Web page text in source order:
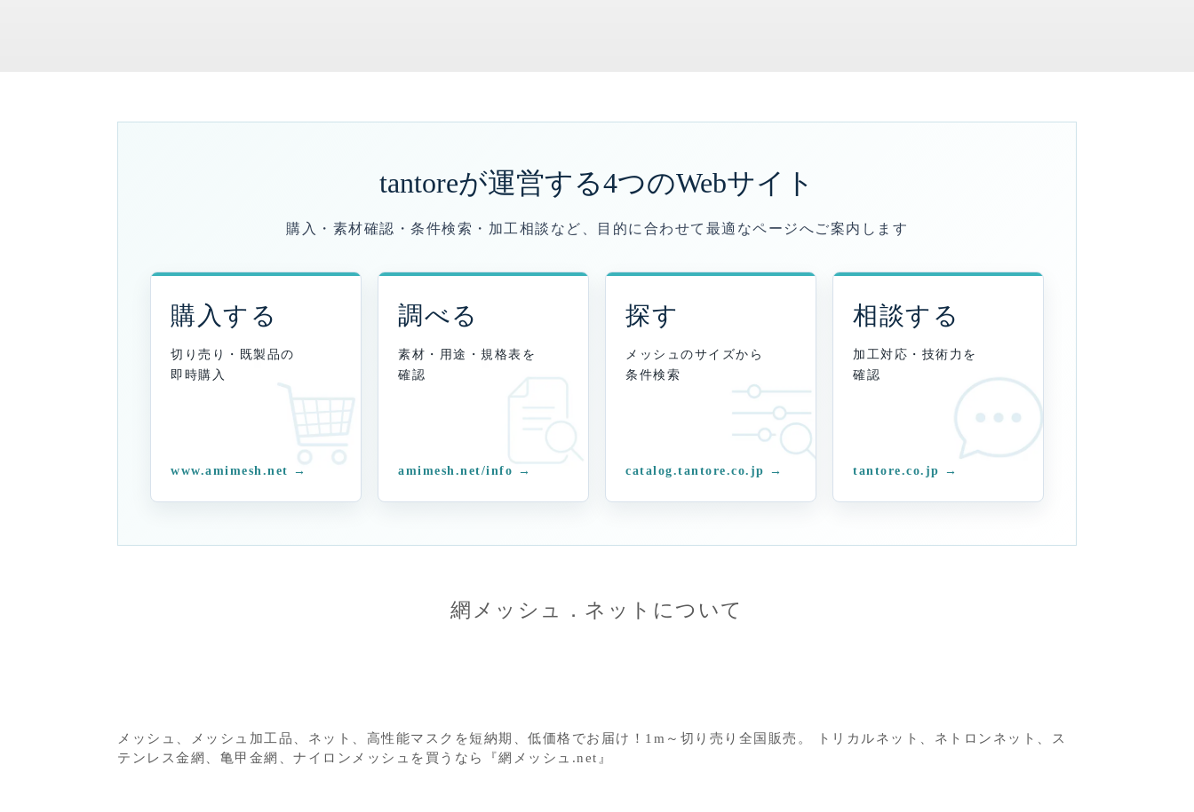
tantoreが運営する4つのWebサイト
購入・素材確認・条件検索・加工相談など、目的に合わせて最適なページへご案内します
購入する
切り売り・既製品の
即時購入
www.amimesh.net →
調べる
素材・用途・規格表を
確認
amimesh.net/info →
探す
メッシュのサイズから
条件検索
catalog.tantore.co.jp →
相談する
加工対応・技術力を
確認
tantore.co.jp →
網メッシュ．ネットについて
メッシュ、メッシュ加工品、ネット、高性能マスクを短納期、低価格でお届け！1m～切り売り全国販売。 トリカルネット、ネトロンネット、ス
テンレス金網、亀甲金網、ナイロンメッシュを買うなら『網メッシュ.net』